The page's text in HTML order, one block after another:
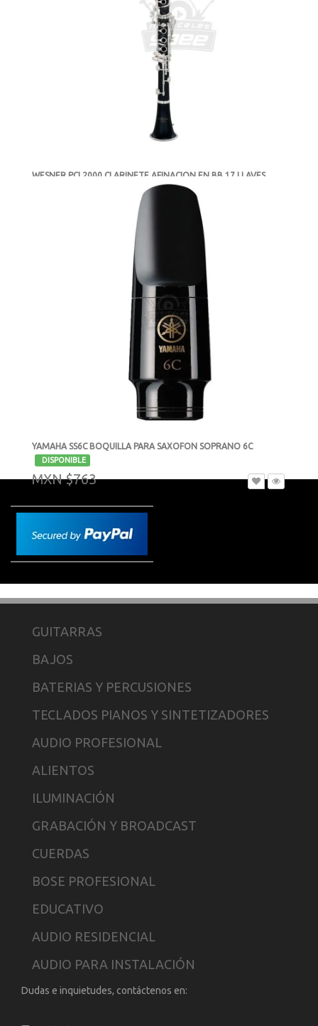
WESNER PCL2000 CLARINETE AFINACION EN BB 17 LLAVES
YAMAHA SS6C BOQUILLA PARA SAXOFON SOPRANO 6C
DISPONIBLE
MXN $763
GUITARRAS
BAJOS
BATERIAS Y PERCUSIONES
TECLADOS PIANOS Y SINTETIZADORES
AUDIO PROFESIONAL
ALIENTOS
ILUMINACIÓN
GRABACIÓN Y BROADCAST
CUERDAS
BOSE PROFESIONAL
EDUCATIVO
AUDIO RESIDENCIAL
AUDIO PARA INSTALACIÓN
Dudas e inquietudes, contáctenos en: